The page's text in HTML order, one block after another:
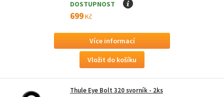
DOSTUPNOST I
699Kč
Více informací
Thule Eye Bolt 320 svorník - 2ks